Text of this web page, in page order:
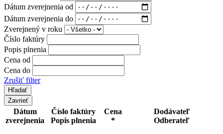
Dátum zverejnenia od
Dátum zverejnenia do
Zverejnený v roku
Číslo faktúry
Popis plnenia
Cena od
Cena do
Zrušiť filter
Zavrieť
Dátum
zverejnenia
Číslo faktúry
Popis plnenia
Cena
*
Dodávateľ
Odberateľ